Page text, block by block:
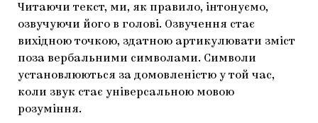
Читаючи текст, ми, як правило, інтонуємо,
озвучуючи його в голові. Озвучення стає
вихідною точкою, здатною артикулювати зміст
поза вербальними символами. Символи
установлюються за домовленістю у той час,
коли звук стає універсальною мовою
розуміння.